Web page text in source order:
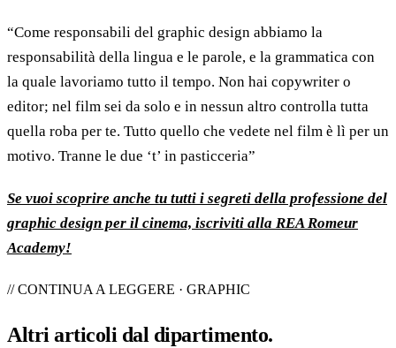
“Come responsabili del graphic design abbiamo la
responsabilità della lingua e le parole, e la grammatica con
la quale lavoriamo tutto il tempo. Non hai copywriter o
editor; nel film sei da solo e in nessun altro controlla tutta
quella roba per te. Tutto quello che vedete nel film è lì per un
motivo. Tranne le due ‘t’ in pasticceria”
Se vuoi scoprire anche tu tutti i segreti della professione del
graphic design per il cinema, iscriviti alla REA Romeur
Academy!
// CONTINUA A LEGGERE · GRAPHIC
Altri articoli dal dipartimento.